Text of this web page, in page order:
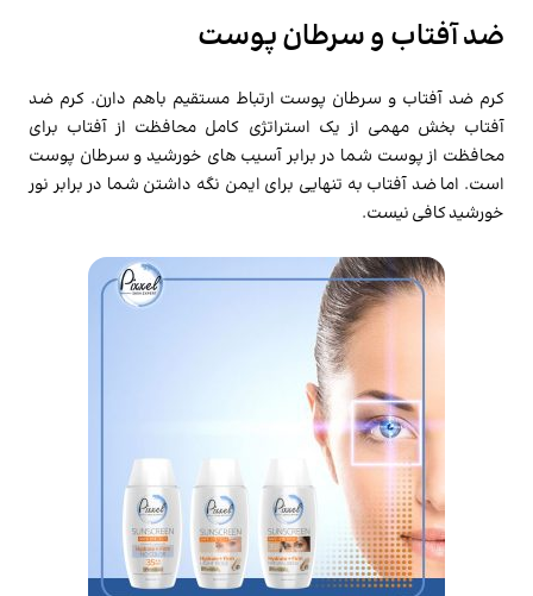
ضد آفتاب و سرطان پوست
کرم ضد آفتاب و سرطان پوست ارتباط مستقیم باهم دارن. کرم ضد
آفتاب بخش مهمی از یک استراتژی کامل محافظت از آفتاب برای
محافظت از پوست شما در برابر آسیب های خورشید وسرطان پوست
است. اما ضد آفتاب به تنهایی برای ایمن نگه داشتن شما در برابر نور
خورشید کافی نیست.